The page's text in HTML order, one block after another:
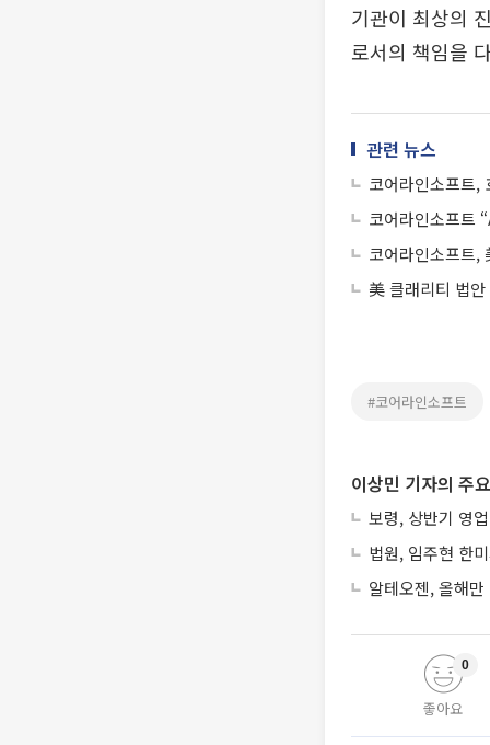
기관이 최상의
로서의 책임을
관련 뉴스
코어라인소프트,
코어라인소프트
코어라인소프트,
美 클래리티 법
#코어라인소프트
이상민 기자의 주
보령, 상반기 영
법원, 임주현 한
알테오젠, 올해만
좋아요
0